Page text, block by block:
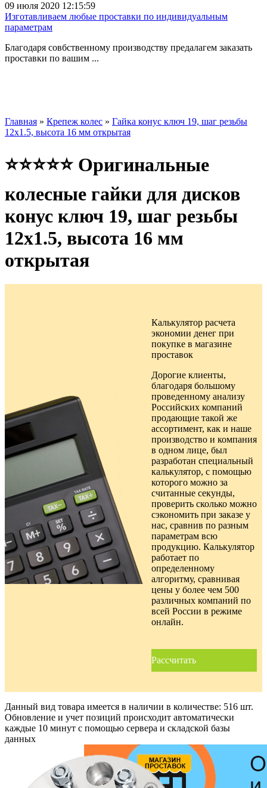
09 июля 2020 12:15:59
Изготавливаем любые проставки по индивидуальным
параметрам
Благодаря совбственному производству предалагем заказать
проставки по вашим ...
Главная » Крепеж колес » Гайка конус ключ 19, шаг резьбы
12x1.5, высота 16 мм открытая
⭐⭐⭐⭐⭐ Оригинальные
колесные гайки для дисков
конус ключ 19, шаг резьбы
12x1.5, высота 16 мм
открытая
Калькулятор расчета
экономии денег при
покупке в магазине
проставок
Дорогие клиенты,
благодаря большому
проведенному анализу
Российских компаний
продающие такой же
ассортимент, как и наше
производство и компания
в одном лице, был
разработан специальный
калькулятор, с помощью
которого можно за
считанные секунды,
проверить сколько можно
сэкономить при заказе у
нас, сравнив по разным
параметрам всю
продукцию. Калькулятор
работает по
определенному
алгоритму, сравнивая
цены у более чем 500
различных компаний по
всей России в режиме
онлайн.
Рассчитать
Данный вид товара имеется в наличии в количестве: 516 шт.
Обновление и учет позиций происходит автоматически
каждые 10 минут с помощью сервера и складской базы
данных